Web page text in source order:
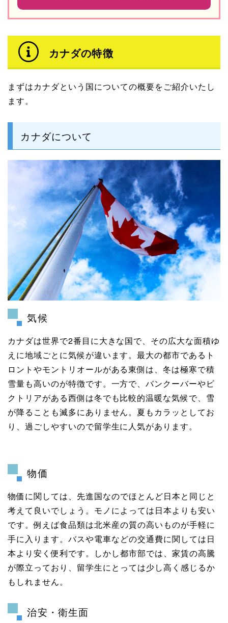
カナダの特徴
まずはカナダという国についての概要をご紹介いたし
ます。
カナダについて
気候
カナダは世界で2番目に大きな国で、その広大な面積ゆ
えに地域ごとに気候が違います。最大の都市であるト
ロントやモントリオールがある東側は、冬は極寒で積
雪量も高いのが特徴です。一方で、バンクーバーやビ
クトリアがある西側は冬でも比較的温暖な気候で、雪
が降ることも滅多にありません。夏もカラッとしてお
り、過ごしやすいので留学生に人気があります。
物価
物価に関しては、先進国なのでほとんど日本と同じと
考えて良いでしょう。モノによっては日本よりも安い
です。例えば食品類は北米産の質の高いものが手軽に
手に入ります。バスや電車などの交通費に関しては日
本より安く便利です。しかし都市部では、家賃の高騰
が際立っており、留学生にとっては少し高く感じるか
もしれません。
治安・衛生面